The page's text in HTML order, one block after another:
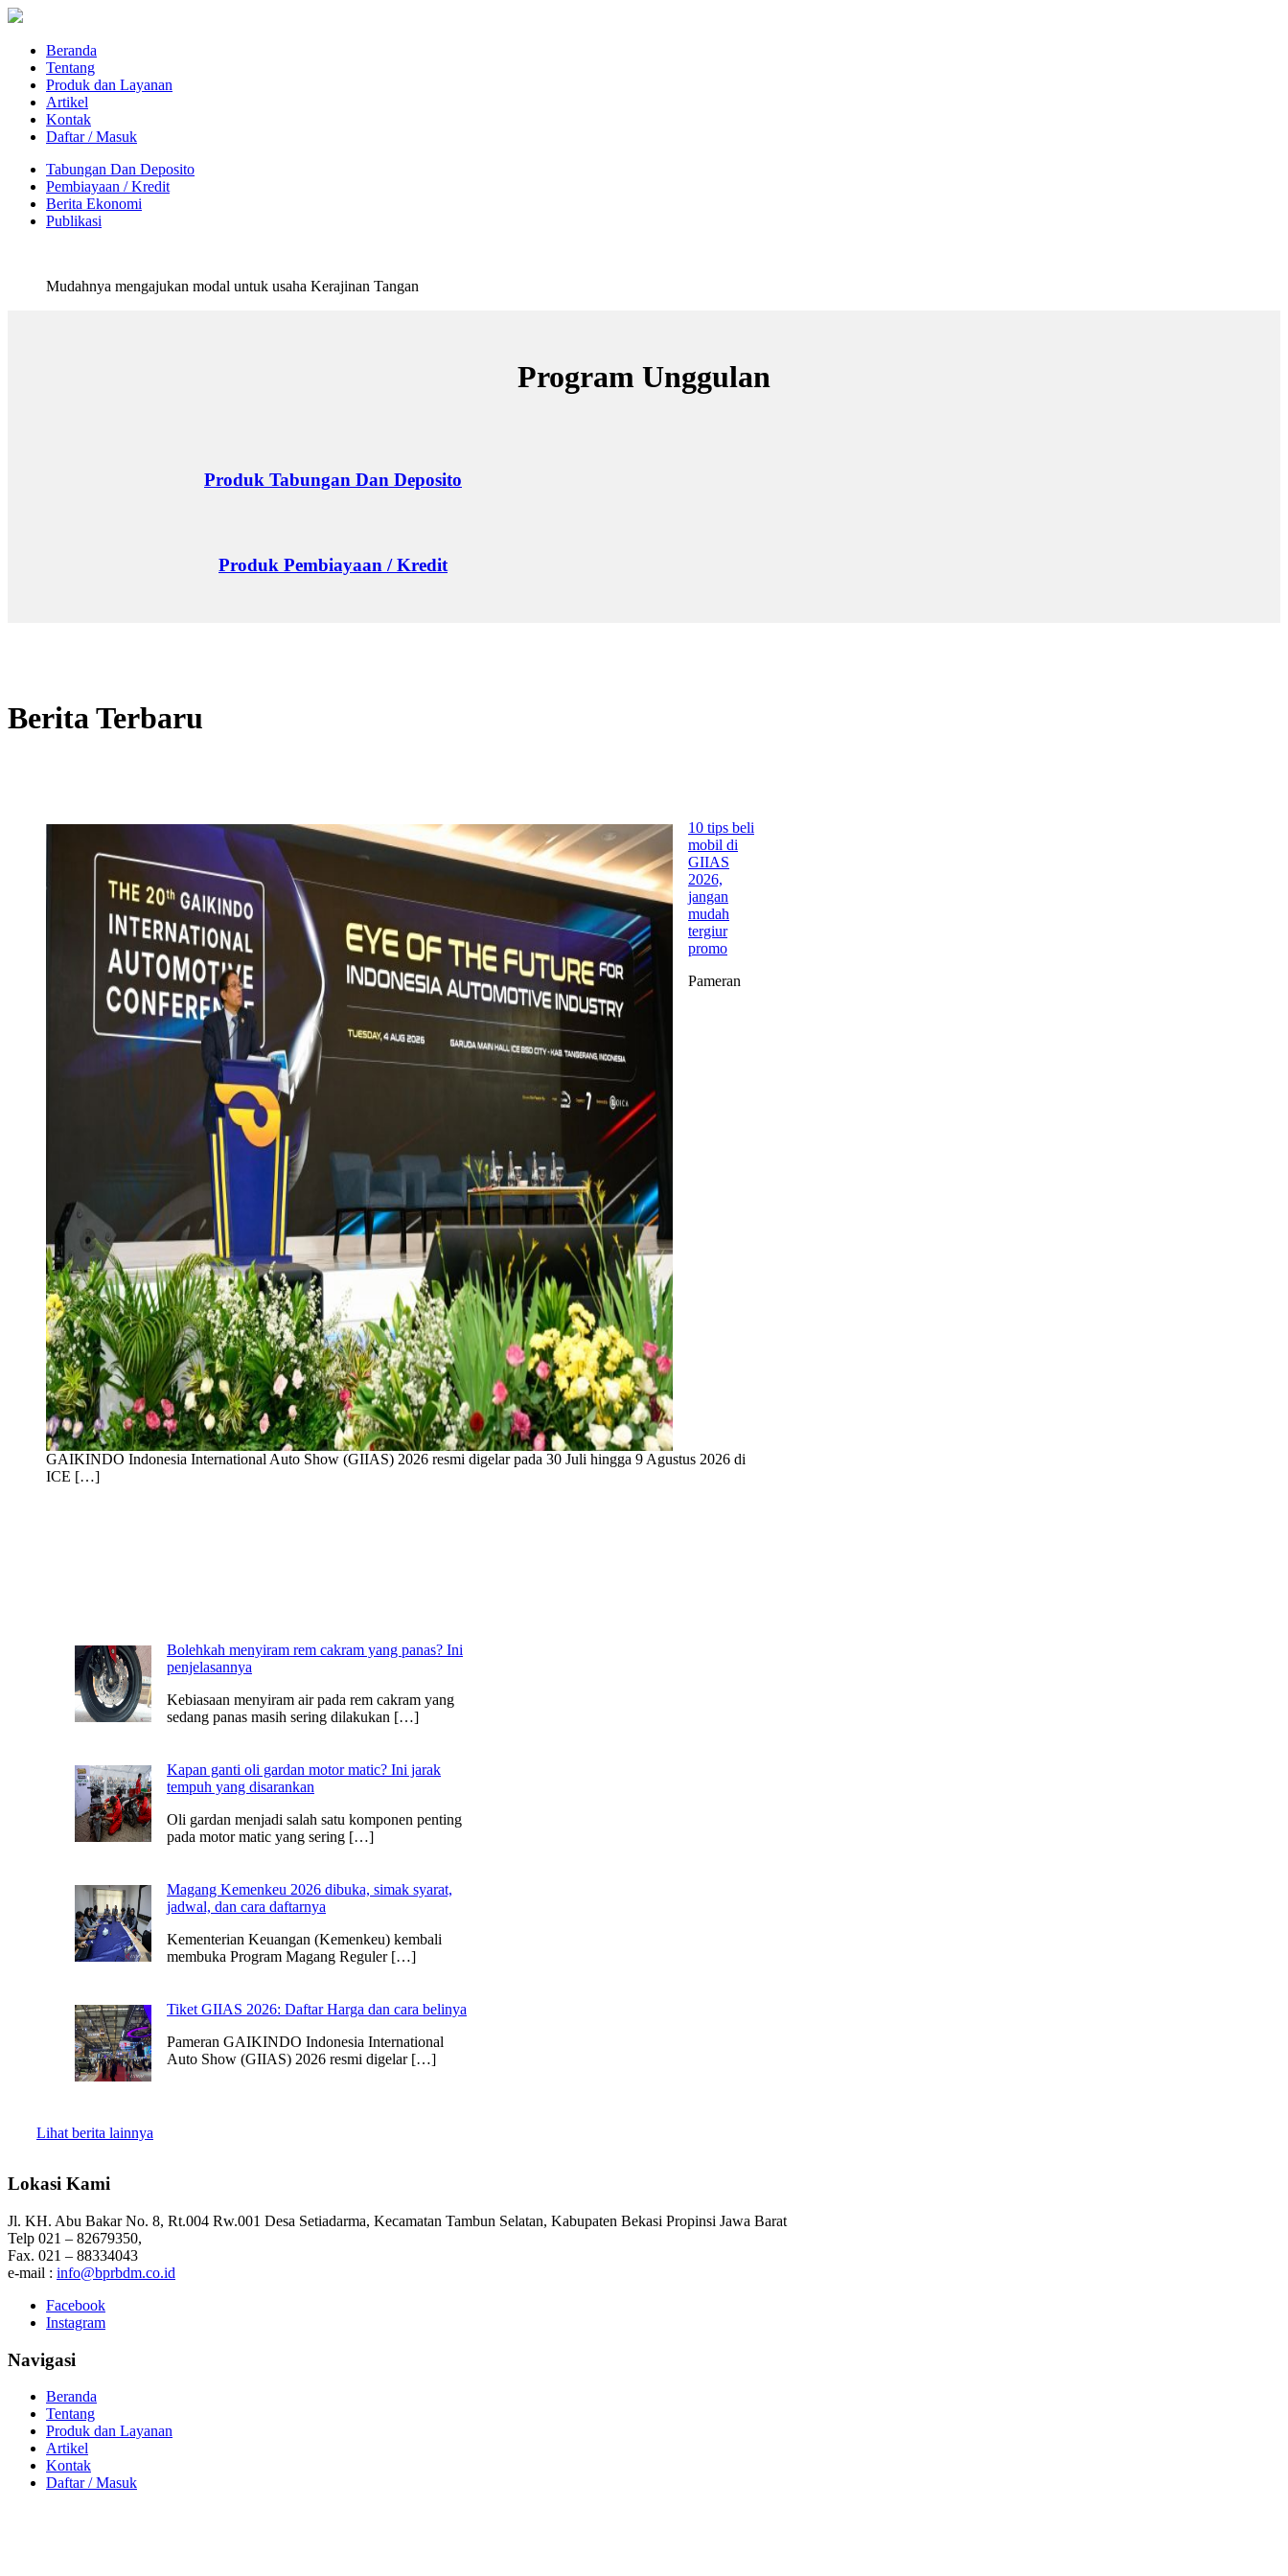
Beranda
Tentang
Produk dan Layanan
Artikel
Kontak
Daftar / Masuk
Tabungan Dan Deposito
Pembiayaan / Kredit
Berita Ekonomi
Publikasi
Mudahnya mengajukan modal untuk usaha Kerajinan Tangan
Program Unggulan
Produk Tabungan Dan Deposito
Produk Pembiayaan / Kredit
Berita Terbaru
10 tips beli
mobil di
GIIAS
2026,
jangan
mudah
tergiur
promo
Pameran
GAIKINDO Indonesia International Auto Show (GIIAS) 2026 resmi digelar pada 30 Juli hingga 9 Agustus 2026 di
ICE […]
Bolehkah menyiram rem cakram yang panas? Ini
penjelasannya
Kebiasaan menyiram air pada rem cakram yang
sedang panas masih sering dilakukan […]
Kapan ganti oli gardan motor matic? Ini jarak
tempuh yang disarankan
Oli gardan menjadi salah satu komponen penting
pada motor matic yang sering […]
Magang Kemenkeu 2026 dibuka, simak syarat,
jadwal, dan cara daftarnya
Kementerian Keuangan (Kemenkeu) kembali
membuka Program Magang Reguler […]
Tiket GIIAS 2026: Daftar Harga dan cara belinya
Pameran GAIKINDO Indonesia International
Auto Show (GIIAS) 2026 resmi digelar […]
Lihat berita lainnya
Lokasi Kami
Jl. KH. Abu Bakar No. 8, Rt.004 Rw.001 Desa Setiadarma, Kecamatan Tambun Selatan, Kabupaten Bekasi Propinsi Jawa Barat
Telp 021 – 82679350,
Fax. 021 – 88334043
e-mail : info@bprbdm.co.id
Facebook
Instagram
Navigasi
Beranda
Tentang
Produk dan Layanan
Artikel
Kontak
Daftar / Masuk